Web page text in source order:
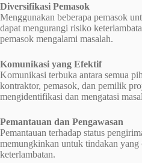
Diversifikasi Pemasok
Menggunakan beberapa pemasok
dapat mengurangi risiko
pemasok mengalami masalah.
Komunikasi yang Efektif
Komunikasi terbuka antara semua
kontraktor, pemasok, dan pemilik
mengidentifikasi dan mengatasi
Pemantauan dan Pengawasan
Pemantauan terhadap status
memungkinkan untuk tindakan yang
keterlambatan.